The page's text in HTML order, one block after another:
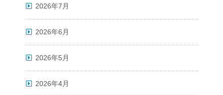
2026年7月
2026年6月
2026年5月
2026年4月